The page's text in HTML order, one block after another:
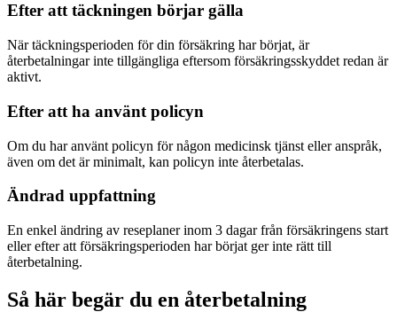
Efter att täckningen börjar gälla
När täckningsperioden för din försäkring har börjat, är
återbetalningar inte tillgängliga eftersom försäkringsskyddet redan är
aktivt.
Efter att ha använt policyn
Om du har använt policyn för någon medicinsk tjänst eller anspråk,
även om det är minimalt, kan policyn inte återbetalas.
Ändrad uppfattning
En enkel ändring av reseplaner inom 3 dagar från försäkringens start
eller efter att försäkringsperioden har börjat ger inte rätt till
återbetalning.
Så här begär du en återbetalning